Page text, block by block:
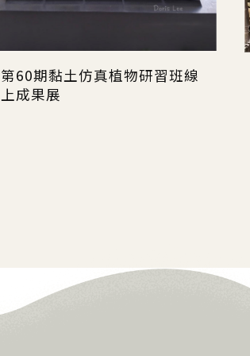
第60期黏土仿真植物研習班線
上成果展